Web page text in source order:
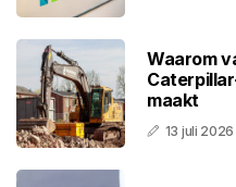
Waarom
maakt
13 juli 2026